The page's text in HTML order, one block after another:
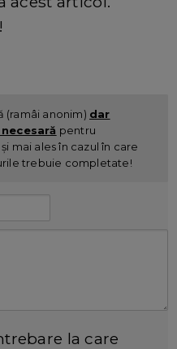
(ramâi anonim) dar
pentru
mai ales în cazul în care
trebuie completate!
la care